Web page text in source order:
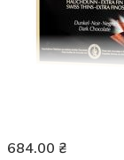
684.00 ₴